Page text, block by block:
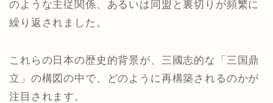
のような主従関係、あるいは同盟と裏切りが頻繁に
繰り返されました。
これらの日本の歴史的背景が、三國志的な「三国鼎
立」の構図の中で、どのように再構築されるのかが
注目されます。